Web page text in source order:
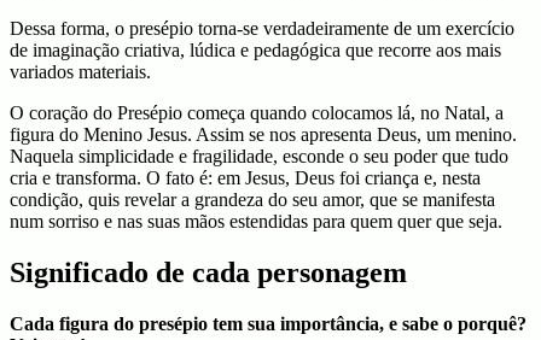
Dessa forma, o presépio torna-se verdadeiramente de um exercício
de imaginação criativa, lúdica e pedagógica que recorre aos mais
variados materiais.
O coração do Presépio começa quando colocamos lá, no Natal, a
figura do Menino Jesus. Assim se nos apresenta Deus, um menino.
Naquela simplicidade e fragilidade, esconde o seu poder que tudo
cria e transforma. O fato é: em Jesus, Deus foi criança e, nesta
condição, quis revelar a grandeza do seu amor, que se manifesta
num sorriso e nas suas mãos estendidas para quem quer que seja.
Significado de cada personagem
Cada figura do presépio tem sua importância, e sabe o porquê?